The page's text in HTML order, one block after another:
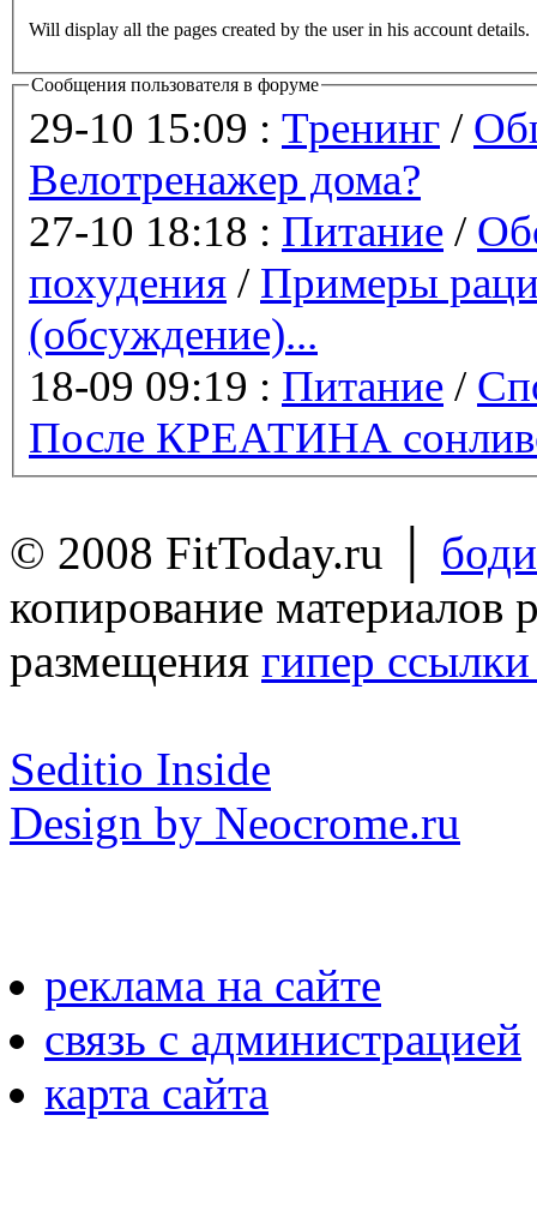
Will display all the pages created by the user in his account details.
Сообщения пользователя в форуме
29-10 15:09 : Тренинг /
Велотренажер дома?
27-10 18:18 : Питание /
похудения / Примеры
(обсуждение)...
18-09 09:19 : Питание /
После КРЕАТИНА
© 2008 FitToday.ru │
копирование материалов
размещения гипер
Seditio Inside
Design by Neocrome.ru
реклама на сайте
связь с администрацией
карта сайта